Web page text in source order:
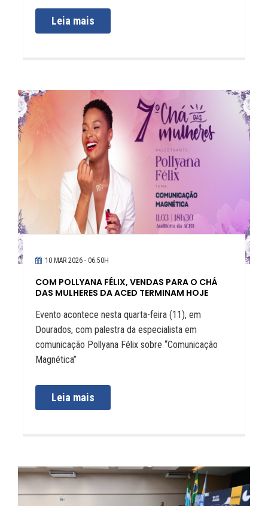
Leia mais
10 MAR 2026 - 06:50H
COM POLLYANA FÉLIX, VENDAS PARA O CHÁ
DAS MULHERES DA ACED TERMINAM HOJE
Evento acontece nesta quarta-feira (11), em
Dourados, com palestra da especialista em
comunicação Pollyana Félix sobre “Comunicação
Magnética”
Leia mais